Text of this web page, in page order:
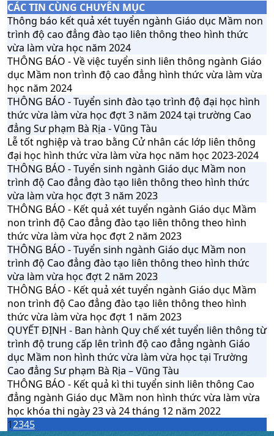
CÁC TIN CÙNG CHUYÊN MỤC
Thông báo kết quả xét tuyển ngành Giáo dục Mầm non
trình độ cao đẳng đào tạo liên thông theo hình thức
vừa làm vừa học năm 2024
THÔNG BÁO - Về việc tuyển sinh liên thông ngành Giáo
dục Mầm non trình độ cao đẳng hình thức vừa làm vừa
học năm 2024
THÔNG BÁO - Tuyển sinh đào tạo trình độ đại học hình
thức vừa làm vừa học đợt 3 năm 2024 tại trường Cao
đẳng Sư phạm Bà Rịa - Vũng Tàu
Lễ tốt nghiệp và trao bằng Cử nhân các lớp liên thông
đại học hình thức vừa làm vừa học năm học 2023-2024
THÔNG BÁO - Tuyển sinh ngành Giáo dục Mầm non
trình độ Cao đẳng đào tạo liên thông theo hình thức
vừa làm vừa học đợt 3 năm 2023
THÔNG BÁO - Kết quả xét tuyển ngành Giáo dục Mầm
non trình độ Cao đẳng đào tạo liên thông theo hình
thức vừa làm vừa học đợt 2 năm 2023
THÔNG BÁO - Tuyển sinh ngành Giáo dục Mầm non
trình độ Cao đẳng đào tạo liên thông theo hình thức
vừa làm vừa học đợt 2 năm 2023
THÔNG BÁO - Kết quả xét tuyển ngành Giáo dục Mầm
non trình độ Cao đẳng đào tạo liên thông theo hình
thức vừa làm vừa học đợt 1 năm 2023
QUYẾT ĐỊNH - Ban hành Quy chế xét tuyển liên thông từ
trình độ trung cấp lên trình độ cao đẳng ngành Giáo
dục Mầm non hình thức vừa làm vừa học tại Trường
Cao đẳng Sư phạm Bà Rịa – Vũng Tàu
THÔNG BÁO - Kết quả kì thi tuyển sinh liên thông Cao
đẳng ngành Giáo dục Mầm non hình thức vừa làm vừa
học khóa thi ngày 23 và 24 tháng 12 năm 2022
12345